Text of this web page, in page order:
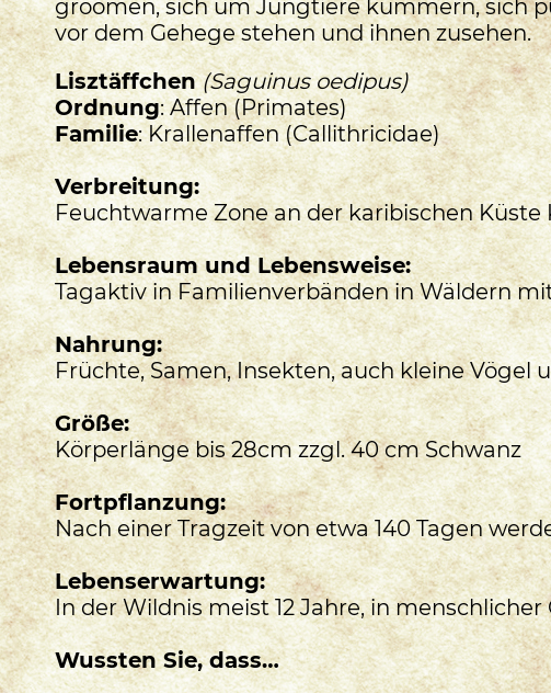
groomen, sich um Jungtiere kümmern, sich
vor dem Gehege stehen und ihnen zusehen.
Lisztäffchen (Saguinus oedipus)
Ordnung: Affen (Primates)
Familie: Krallenaffen (Callithricidae)
Verbreitung:
Feuchtwarme Zone an der karibischen Küste
Lebensraum und Lebensweise:
Tagaktiv in Familienverbänden in Wäldern
Nahrung:
Früchte, Samen, Insekten, auch kleine Vögel
Größe:
Körperlänge bis 28cm zzgl. 40 cm Schwanz
Fortpflanzung:
Nach einer Tragzeit von etwa 140 Tagen
Lebenserwartung:
In der Wildnis meist 12 Jahre, in
Wussten Sie, dass…